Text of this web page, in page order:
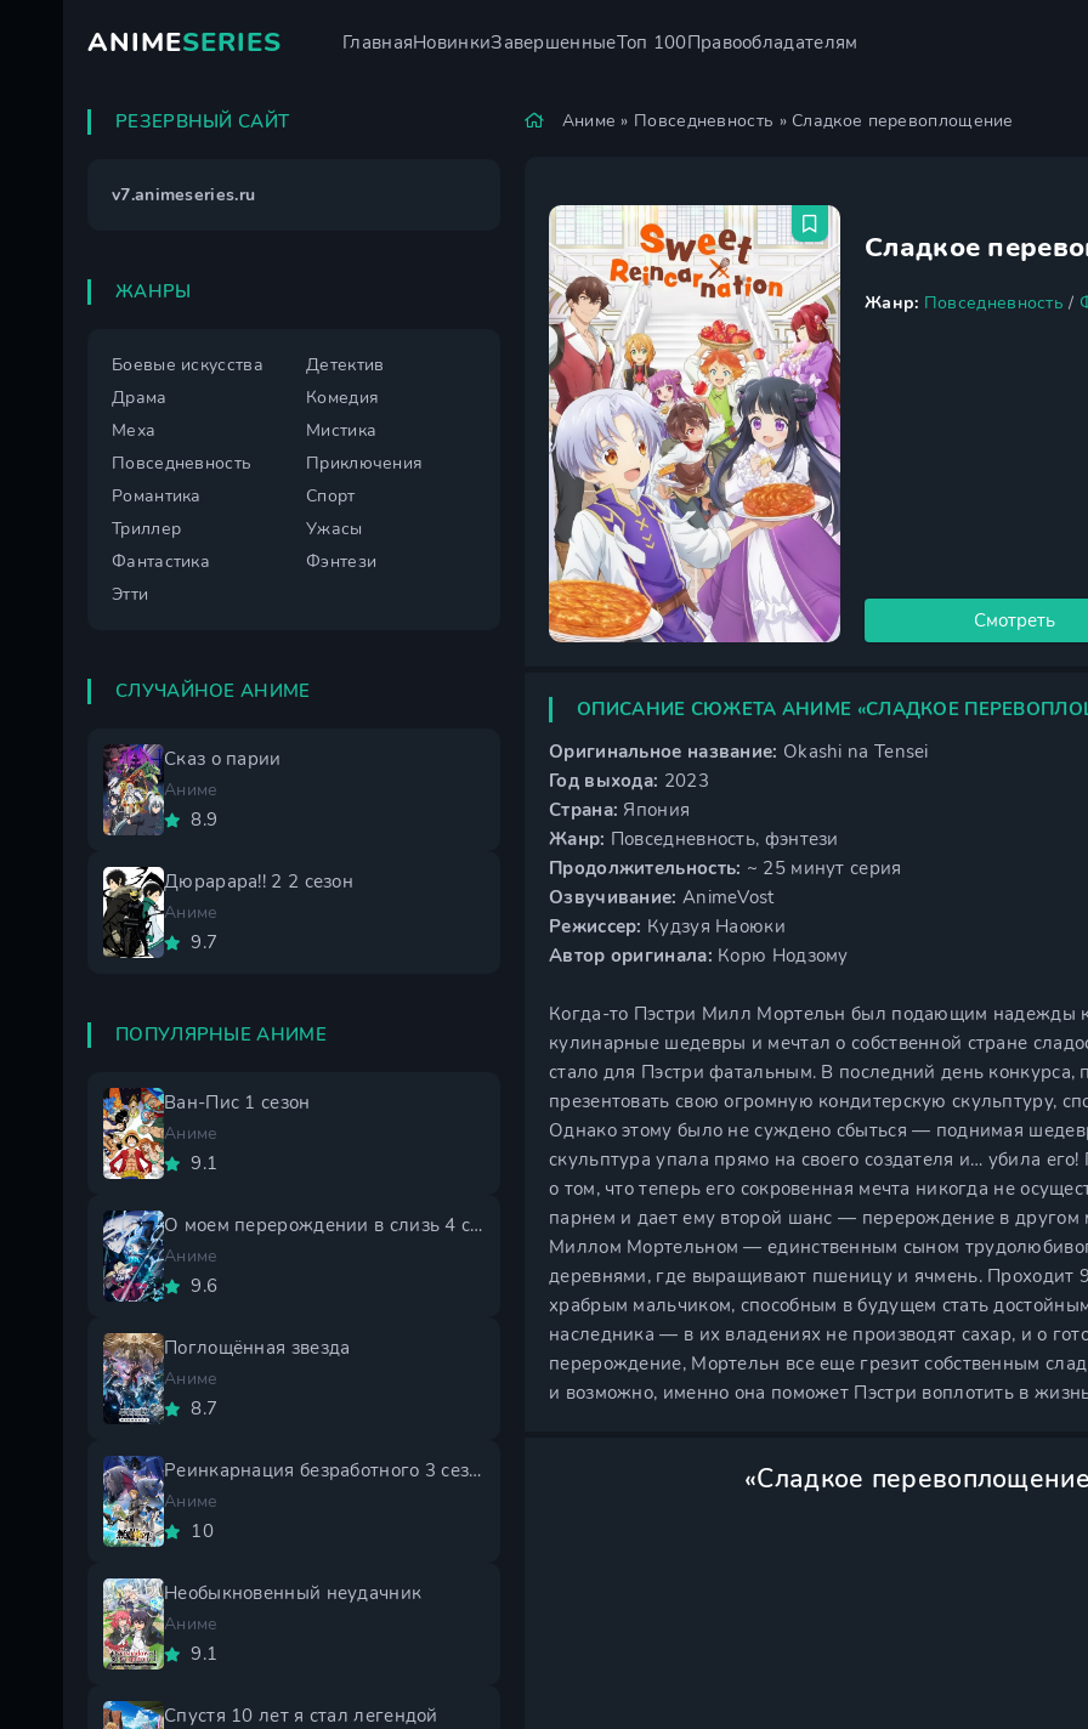
ANIMESERIES ГлавнаяНовинкиЗавершенныеТоп 100Правообладателям
Аниме » Повседневность » Сладкое перевоплощение
Сладкое
Жанр: Повседневность /
Смотреть
ОПИСАНИЕ СЮЖЕТА АНИМЕ «СЛАДКОЕ
Оригинальное название: Okashi na Tensei
Год выхода: 2023
Страна: Япония
Жанр: Повседневность, фэнтези
Продолжительность: ~ 25 минут серия
Озвучивание: AnimeVost
Режиссер: Кудзуя Наоюки
Автор оригинала: Корю Нодзому
Когда-то Пэстри Милл Мортельн был подающим надежды
кулинарные шедевры и мечтал о собственной стране
стало для Пэстри фатальным. В последний день
презентовать свою огромную кондитерскую скульптуру,
Однако этому было не суждено сбыться — поднимая
скульптура упала прямо на своего создателя и… убила
о том, что теперь его сокровенная мечта никогда не
парнем и дает ему второй шанс — перерождение в другом
Миллом Мортельном — единственным сыном
деревнями, где выращивают пшеницу и ячмень. Проходит
храбрым мальчиком, способным в будущем стать
наследника — в их владениях не производят сахар, и о
перерождение, Мортельн все еще грезит собственным
и возможно, именно она поможет Пэстри воплотить в
«Сладкое
РЕЗЕРВНЫЙ САЙТ
v7.animeseries.ru
ЖАНРЫ
Боевые искусства
Детектив
Драма
Комедия
Меха
Мистика
Повседневность
Приключения
Романтика
Спорт
Триллер
Ужасы
Фантастика
Фэнтези
Этти
СЛУЧАЙНОЕ АНИМЕ
Сказ о парии
Аниме
8.9
Дюрарара!! 2 2 сезон
Аниме
9.7
ПОПУЛЯРНЫЕ АНИМЕ
Ван-Пис 1 сезон
Аниме
9.1
О моем перерождении в слизь 4 сезон
Аниме
9.6
Поглощённая звезда
Аниме
8.7
Реинкарнация безработного 3 сезон
Аниме
10
Необыкновенный неудачник
Аниме
9.1
Спустя 10 лет я стал легендой